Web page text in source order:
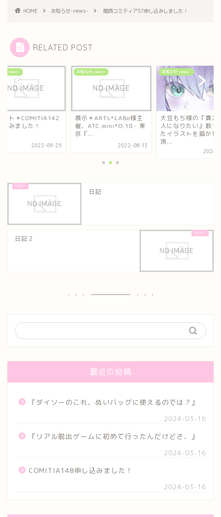
HOME お知らせ-news- 関西コミティア57申し込みしました！
RELATED POST
せ-news-
ント＊COMITIA142
みました！
2022-09-25
お知らせ-news-
展示＊ARTs*LABo様主
催、ATC mini*O.18・東
京『...
2022-08-13
お知らせ-news-
大豆もち様の『貴方
人になりたい』歌っ
たイラストを描かせ
頂...
2024-
日記
日記２
最近の投稿
『ダイソーのこれ、ぬいバッグに使えるのでは？』
2024-03-16
『リアル脱出ゲームに初めて行ったんだけどさ、』
2024-03-16
COMITIA148申し込みました！
2024-03-16